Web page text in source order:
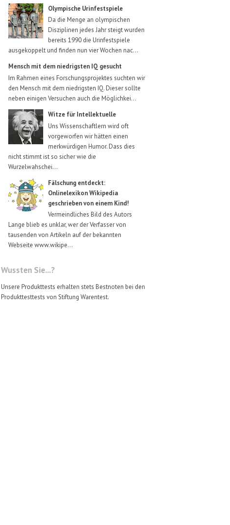
Olympische Urinfestspiele
Da die Menge an olympischen
Disziplinen jedes Jahr steigt wurden
bereits 1990 die Urinfestspiele
ausgekoppelt und finden nun vier Wochen nac...
Mensch mit dem niedrigsten IQ gesucht
Im Rahmen eines Forschungsprojektes suchten wir
den Mensch mit dem niedrigsten IQ. Dieser sollte
neben einigen Versuchen auch die Möglichkei...
Witze für Intellektuelle
Uns Wissenschaftlern wird oft
vorgeworfen wir hätten einen
merkwürdigen Humor. Dass dies
nicht stimmt ist so sicher wie die
Wurzelwahschei...
Fälschung entdeckt:
Onlinelexikon Wikipedia
geschrieben von einem Kind!
Vermeindliches Bild des Autors
Lange blieb es unklar, wer der Verfasser von
tausenden von Artikeln auf der bekannten
Webseite www.wikipe...
Wussten Sie...?
Unsere Produkttests erhalten stets Bestnoten bei den
Produkttesttests von Stiftung Warentest.